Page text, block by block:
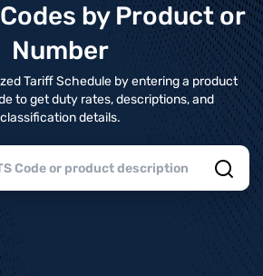
by Product or
Number
Tariff Schedule by entering a product
to get duty rates, descriptions, and
classification details.